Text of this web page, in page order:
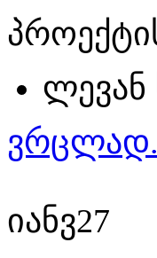
ლევან
იანვ27